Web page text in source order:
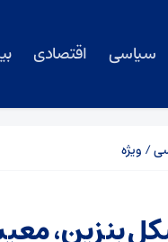
سیاسی اقتصادی
/ ویژه
بنزین،